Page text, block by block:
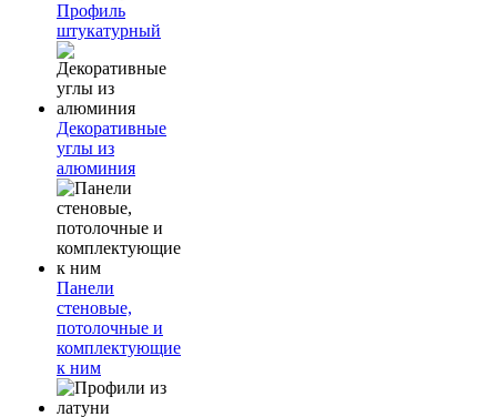
Профиль
штукатурный
Декоративные
углы из
алюминия
Панели
стеновые,
потолочные и
комплектующие
к ним